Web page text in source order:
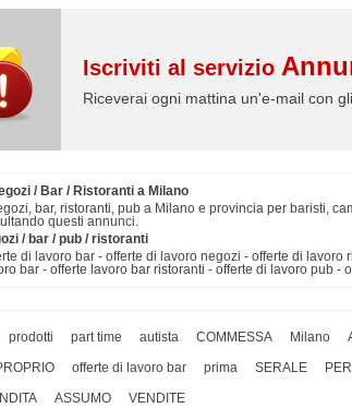
Iscriviti al servizio
Riceverai ogni mattina un'e-mail con
/ Bar / Ristoranti a Milano
bar, ristoranti, pub a Milano e provincia per baristi,
questi annunci.
/ bar / pub / ristoranti
di lavoro bar - offerte di lavoro negozi - offerte di lavoro
bar - offerte lavoro bar ristoranti - offerte di lavoro pub -
prodotti part time autista COMMESSA Milano
offerte di lavoro bar prima SERALE
ASSUMO VENDITE